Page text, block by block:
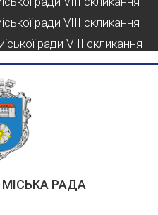
ради VIII скликання
ради VIII скликання
РАДА